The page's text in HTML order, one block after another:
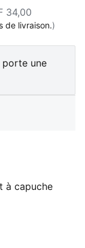
34,00
de livraison.)
porte une
à capuche
délavé, il
le signe de
assurent